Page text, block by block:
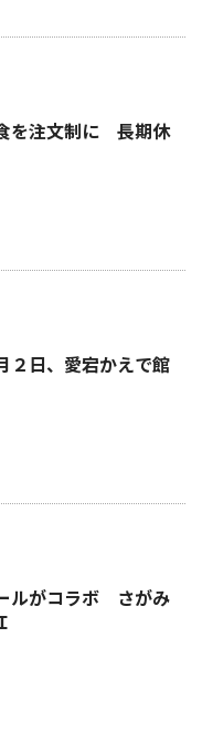
を注文制に 長期休
日、愛宕かえで館
ルがコラボ さがみ